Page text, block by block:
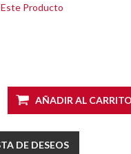
Este Producto
AÑADIR AL CARRITO
DE DESEOS